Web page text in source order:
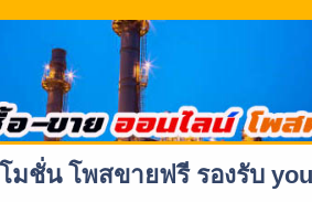
มชั่น โพสขายฟรี รองรับ